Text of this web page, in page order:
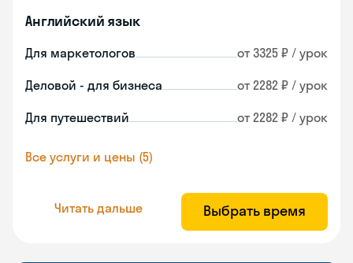
Английский язык
Для маркетологов от 3325 ₽ / урок
Деловой - для бизнеса от 2282 ₽ / урок
Для путешествий от 2282 ₽ / урок
Все услуги и цены (5)
Читать дальше Выбрать время